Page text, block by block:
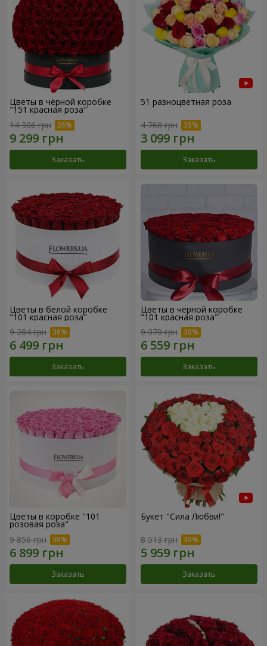
Цветы в чёрной коробке
"151 красная роза"
14 306 грн
Заказать
51 разноцветная роза
4 768 грн
Заказать
Цветы в белой коробке
"101 красная роза"
9 284 грн
Заказать
Цветы в чёрной коробке
"101 красная роза"
9 370 грн
Заказать
Цветы в коробке "101
розовая роза"
9 856 грн
Заказать
Букет "Сила Любви!"
8 513 грн
Заказать